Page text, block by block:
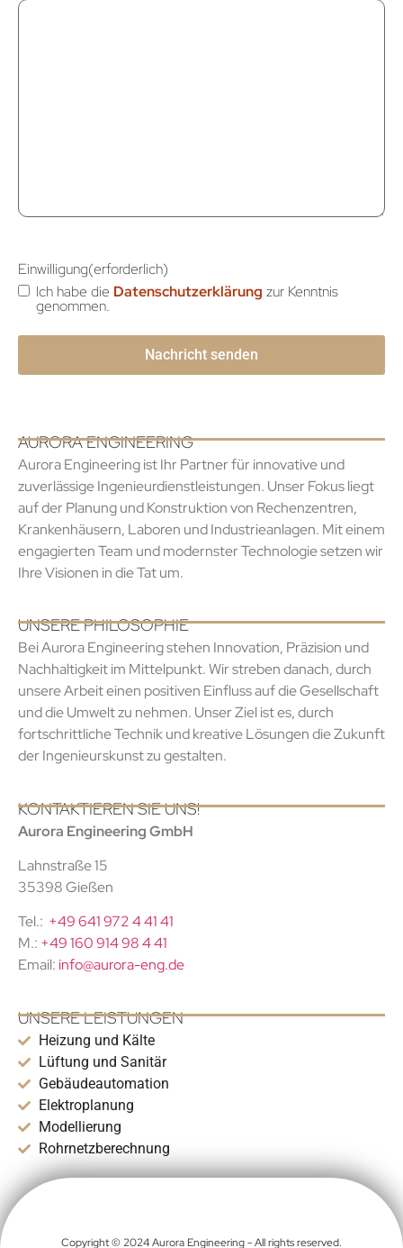
Einwilligung(erforderlich)
Ich habe die Datenschutzerklärung zur Kenntnis
genommen.
AURORA ENGINEERING
Aurora Engineering ist Ihr Partner für innovative und
zuverlässige Ingenieurdienstleistungen. Unser Fokus liegt
auf der Planung und Konstruktion von Rechenzentren,
Krankenhäusern, Laboren und Industrieanlagen. Mit einem
engagierten Team und modernster Technologie setzen wir
Ihre Visionen in die Tat um.
UNSERE PHILOSOPHIE
Bei Aurora Engineering stehen Innovation, Präzision und
Nachhaltigkeit im Mittelpunkt. Wir streben danach, durch
unsere Arbeit einen positiven Einfluss auf die Gesellschaft
und die Umwelt zu nehmen. Unser Ziel ist es, durch
fortschrittliche Technik und kreative Lösungen die Zukunft
der Ingenieurskunst zu gestalten.
KONTAKTIEREN SIE UNS!
Aurora Engineering GmbH
Lahnstraße 15
35398 Gießen
Tel.: +49 641 972 4 41 41
M.: +49 160 914 98 4 41
Email: info@aurora-eng.de
UNSERE LEISTUNGEN
Heizung und Kälte
Lüftung und Sanitär
Gebäudeautomation
Elektroplanung
Modellierung
Rohrnetzberechnung
Copyright © 2024 Aurora Engineering - All rights reserved.